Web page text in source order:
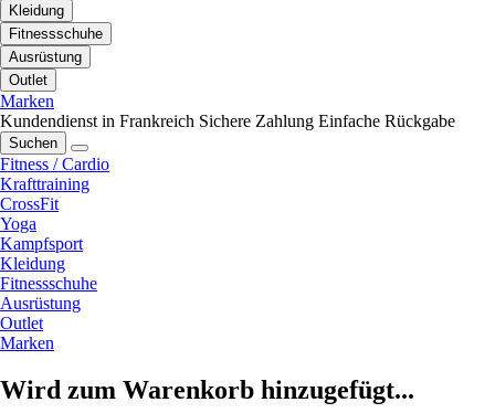
Kleidung
Fitnessschuhe
Ausrüstung
Outlet
Marken
Kundendienst in Frankreich Sichere Zahlung Einfache Rückgabe
Suchen
Fitness / Cardio
Krafttraining
CrossFit
Yoga
Kampfsport
Kleidung
Fitnessschuhe
Ausrüstung
Outlet
Marken
Wird zum Warenkorb hinzugefügt...